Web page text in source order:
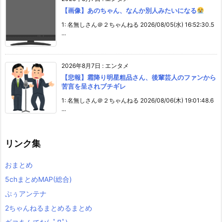
【画像】あのちゃん、なんか別人みたいになる
1: 名無しさん＠２ちゃんねる 2026/08/05(水) 16:52:30.5
...
2026年8月7日 : エンタメ
【悲報】霜降り明星粗品さん、後輩芸人のファンから
苦言を呈されブチギレ
1: 名無しさん＠２ちゃんねる 2026/08/06(木) 19:01:48.6
...
リンク集
おまとめ
5chまとめMAP(総合)
ぷぅアンテナ
2ちゃんねるまとめるまとめ